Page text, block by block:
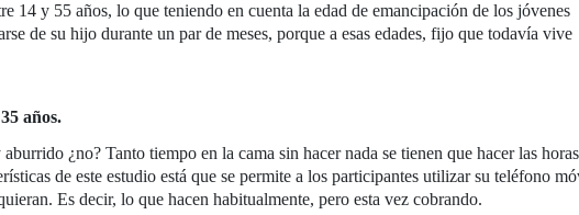
14 y 55 años, lo que teniendo en cuenta la edad de emancipación de los jóvenes
de su hijo durante un par de meses, porque a esas edades, fijo que todavía vive
años.
¿no? Tanto tiempo en la cama sin hacer nada se tienen que hacer las horas
de este estudio está que se permite a los participantes utilizar su teléfono
Es decir, lo que hacen habitualmente, pero esta vez cobrando.